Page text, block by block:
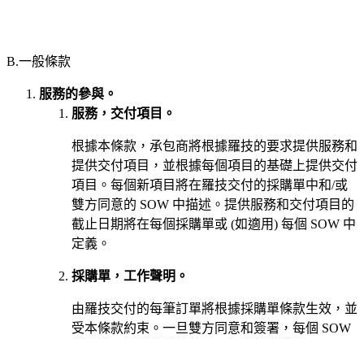
B.一般條款
服務的參與。
服務，交付項目。
根據本條款，承包商將根據羅技的要求提供服務和
提供交付項目，並根據每個項目的基礎上提供交付
項目。每個新項目將在羅技交付的採購單中和/或
雙方同意的 SOW 中描述。提供服務和交付項目的
截止日期將在每個採購單或 (如適用) 每個 SOW 中
定義。
採購單，工作聲明。
由羅技交付的每筆訂單將根據採購單條款生效，並
受本條款約束。一旦雙方同意和簽署，每個 SOW